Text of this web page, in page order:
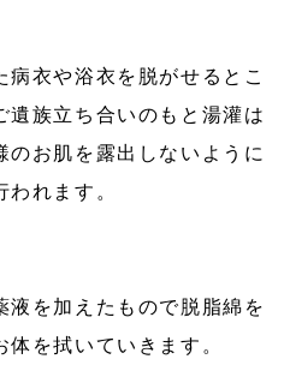
病衣や浴衣を脱がせるとこ
遺族立ち合いのもと湯灌は
お肌を露出しないように
れます。
液を加えたもので脱脂綿を
を拭いていきます。